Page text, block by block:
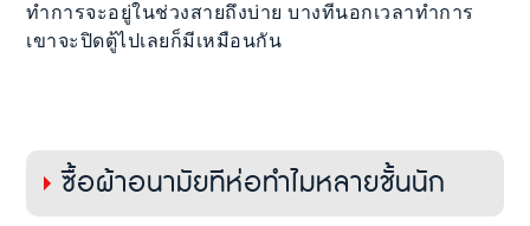
ทำการจะอยู่ในช่วงสายถึงบ่าย บางทีนอกเวลาทำการ
เขาจะปิดตู้ไปเลยก็มีเหมือนกัน
ซื้อผ้าอนามัยทีห่อทำไมหลายชั้นนัก